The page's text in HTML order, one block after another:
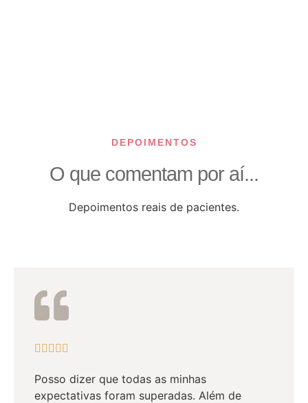
DEPOIMENTOS
O que comentam por aí...
Depoimentos reais de pacientes.
    
Posso dizer que todas as minhas
expectativas foram superadas. Além de